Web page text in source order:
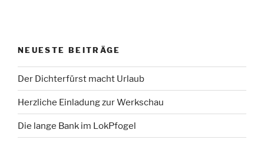
NEUESTE BEITRÄGE
Der Dichterfürst macht Urlaub
Herzliche Einladung zur Werkschau
Die lange Bank im LokPfogel